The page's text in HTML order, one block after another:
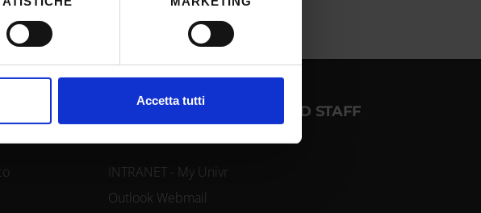
preferenze nella
sezione dettagli . Puoi
dei social media e per analizzare il
Accetta tutti
LOGIN FOR STUDENTS AND STAFF
INTRANET - My Univr
Outlook Webmail